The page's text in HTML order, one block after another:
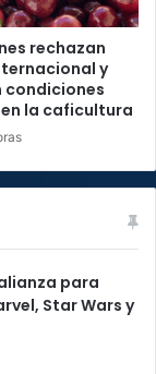
rechazan
y
condiciones
la caficultura
para
Star Wars y